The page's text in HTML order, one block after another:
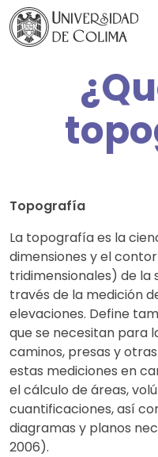
Topografía
La topografía es la
dimensiones y el
tridimensionales) de la
través de la medición
elevaciones. Define
que se necesitan para
caminos, presas y
estas mediciones en
el cálculo de áreas,
cuantificaciones, así
diagramas y planos
2006).